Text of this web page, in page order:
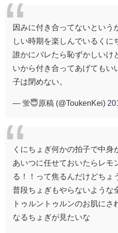
因みに付き合ってないという
しい時期を楽しんでいるくに
誰かにバレたら恥ずかしいけ
いから付き合ってあげてもい
子は閉めない。
— 蛍😇原稿 (@ToukenKei)
くにちょぎ何かの拍子で中身
あいつに任せておいたらレモ
る！！って焦るんだけどちょ
普段ちょぎもやらないような
トゥルントゥルンのお肌にさ
なるちょぎが見たいな